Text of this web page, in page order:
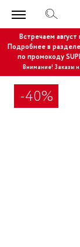
Встречаем
Подробнее в
по промокоду
Внимание! Заказы
-40%